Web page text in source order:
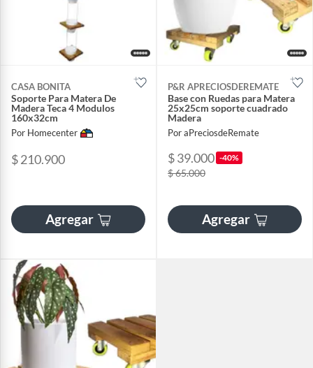
CASA BONITA
Soporte Para Matera De
Madera Teca 4 Modulos
160x32cm
Por Homecenter
$ 210.900
Agregar
P&R APRECIOSDEREMATE
Base con Ruedas para Matera
25x25cm soporte cuadrado
Madera
Por aPreciosdeRemate
$ 39.000 -40%
$ 65.000
Agregar